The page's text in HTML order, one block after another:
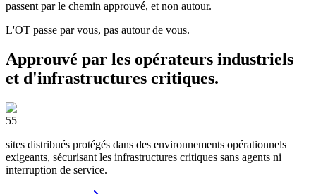
passent par le chemin approuvé, et non autour.
L'OT passe par vous, pas autour de vous.
Approuvé par les opérateurs industriels
et d'infrastructures critiques.
55
sites distribués protégés dans des environnements opérationnels
exigeants, sécurisant les infrastructures critiques sans agents ni
interruption de service.